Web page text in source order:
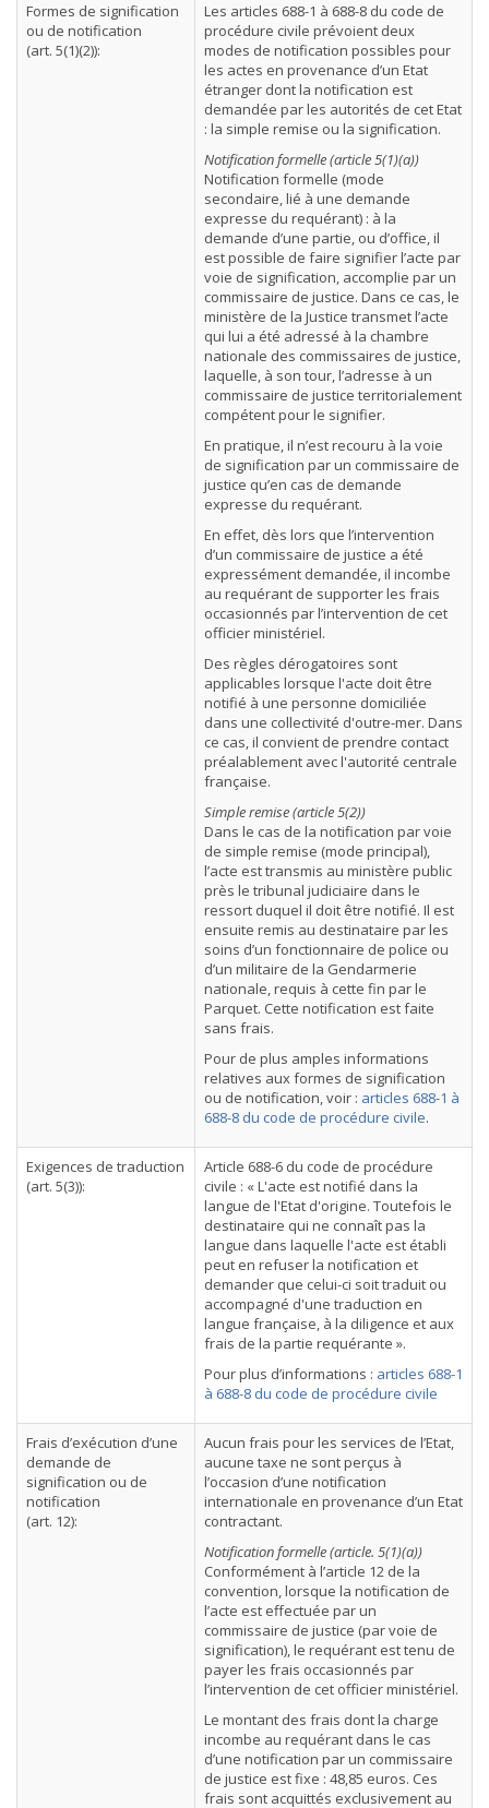
Formes de signification
ou de notification
(art. 5(1)(2)):
Les articles 688-1 à 688-8 du code de
procédure civile prévoient deux
modes de notification possibles pour
les actes en provenance d’un Etat
étranger dont la notification est
demandée par les autorités de cet Etat
: la simple remise ou la signification.
Notification formelle (article 5(1)(a))
Notification formelle (mode
secondaire, lié à une demande
expresse du requérant) : à la
demande d’une partie, ou d’office, il
est possible de faire signifier l’acte par
voie de signification, accomplie par un
commissaire de justice. Dans ce cas, le
ministère de la Justice transmet l’acte
qui lui a été adressé à la chambre
nationale des commissaires de justice,
laquelle, à son tour, l’adresse à un
commissaire de justice territorialement
compétent pour le signifier.
En pratique, il n’est recouru à la voie
de signification par un commissaire de
justice qu’en cas de demande
expresse du requérant.
En effet, dès lors que l’intervention
d’un commissaire de justice a été
expressément demandée, il incombe
au requérant de supporter les frais
occasionnés par l’intervention de cet
officier ministériel.
Des règles dérogatoires sont
applicables lorsque l'acte doit être
notifié à une personne domiciliée
dans une collectivité d'outre-mer. Dans
ce cas, il convient de prendre contact
préalablement avec l'autorité centrale
française.
Simple remise (article 5(2))
Dans le cas de la notification par voie
de simple remise (mode principal),
l’acte est transmis au ministère public
près le tribunal judiciaire dans le
ressort duquel il doit être notifié. Il est
ensuite remis au destinataire par les
soins d’un fonctionnaire de police ou
d’un militaire de la Gendarmerie
nationale, requis à cette fin par le
Parquet. Cette notification est faite
sans frais.
Pour de plus amples informations
relatives aux formes de signification
ou de notification, voir : articles 688-1 à
688-8 du code de procédure civile.
Exigences de traduction
(art. 5(3)):
Article 688-6 du code de procédure
civile : « L'acte est notifié dans la
langue de l'Etat d'origine. Toutefois le
destinataire qui ne connaît pas la
langue dans laquelle l'acte est établi
peut en refuser la notification et
demander que celui-ci soit traduit ou
accompagné d'une traduction en
langue française, à la diligence et aux
frais de la partie requérante ».
Pour plus d’informations : articles 688-1
à 688-8 du code de procédure civile
Frais d’exécution d’une
demande de
signification ou de
notification
(art. 12):
Aucun frais pour les services de l’Etat,
aucune taxe ne sont perçus à
l’occasion d’une notification
internationale en provenance d’un Etat
contractant.
Notification formelle (article. 5(1)(a))
Conformément à l’article 12 de la
convention, lorsque la notification de
l’acte est effectuée par un
commissaire de justice (par voie de
signification), le requérant est tenu de
payer les frais occasionnés par
l’intervention de cet officier ministériel.
Le montant des frais dont la charge
incombe au requérant dans le cas
d’une notification par un commissaire
de justice est fixe : 48,85 euros. Ces
frais sont acquittés exclusivement au